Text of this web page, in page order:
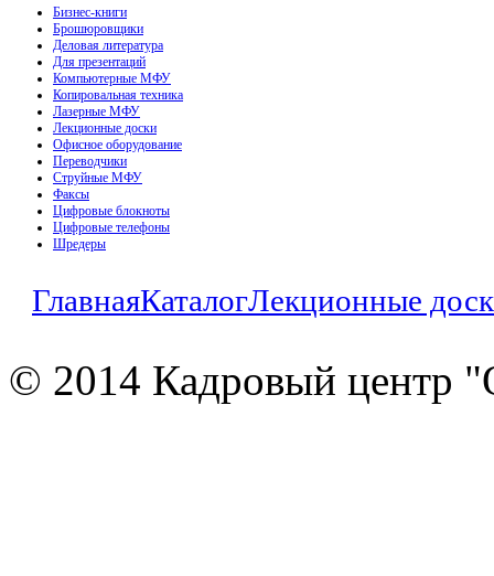
Бизнес-книги
Брошюровщики
Деловая литература
Для презентаций
Компьютерные МФУ
Копировальная техника
Лазерные МФУ
Лекционные доски
Офисное оборудование
Переводчики
Струйные МФУ
Факсы
Цифровые блокноты
Цифровые телефоны
Шредеры
ГлавнаяКаталогЛекционные
© 2014 Кадровый центр